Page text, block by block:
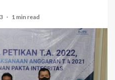
1 min read